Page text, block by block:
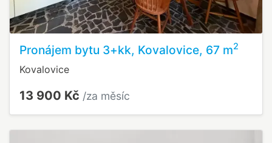
Pronájem bytu 3+kk, Kovalovice, 67 m2
Kovalovice
13 900 Kč /za měsíc